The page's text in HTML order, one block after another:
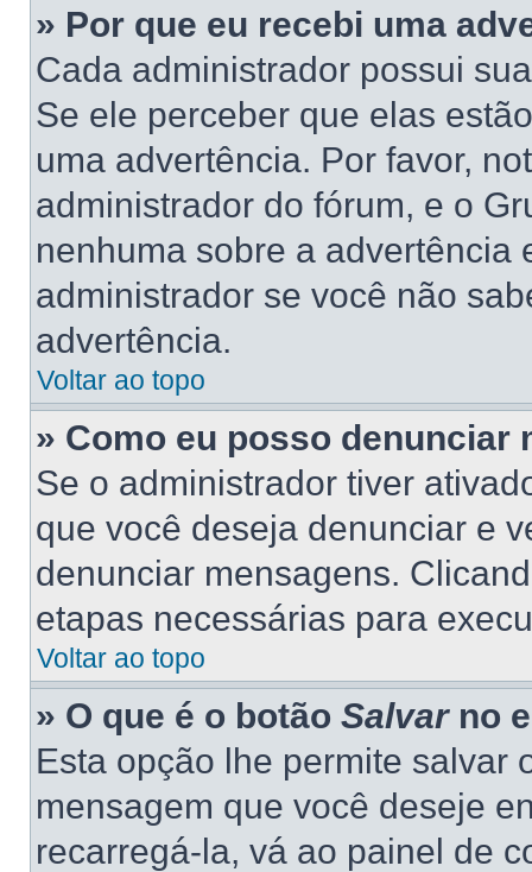
» Por que eu recebi uma
Cada administrador possui
Se ele perceber que elas
uma advertência. Por favor,
administrador do fórum, e o
nenhuma sobre a advertência
administrador se você não
advertência.
Voltar ao topo
» Como eu posso denunciar
Se o administrador tiver
que você deseja denunciar e
denunciar mensagens.
etapas necessárias para
Voltar ao topo
» O que é o botão Salvarno
Esta opção lhe permite salvar
mensagem que você deseje
recarregá-la, vá ao painel de